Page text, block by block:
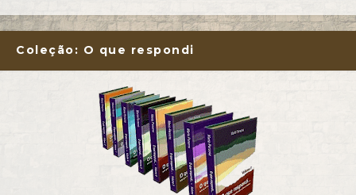
Coleção: O que respondi